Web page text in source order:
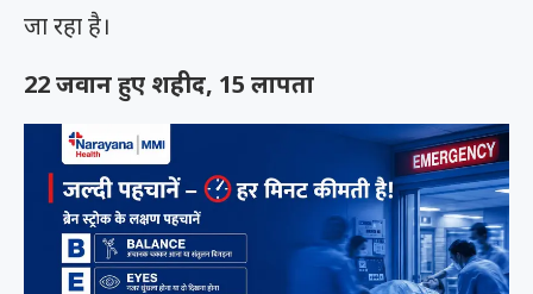
जा रहा है।
22 जवान हुए शहीद, 15 लापता